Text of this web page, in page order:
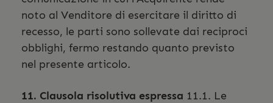
noto al Venditore di esercitare il diritto di
recesso, le parti sono sollevate dai reciproci
obblighi, fermo restando quanto previsto
nel presente articolo.
11. Clausola risolutiva espressa 11.1. Le